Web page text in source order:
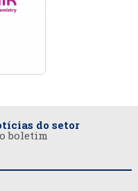
do setor
boletim